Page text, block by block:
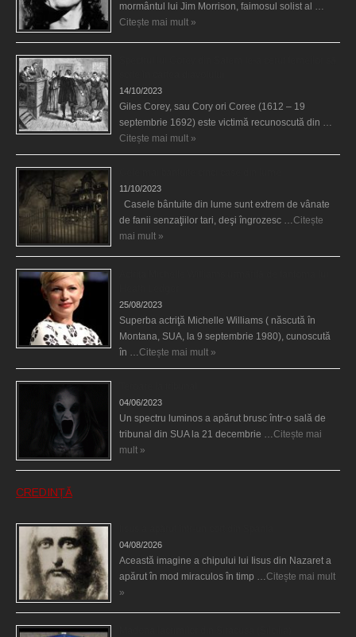
mormântul lui Jim Morrison, faimosul solist al …
Citește mai mult »
14/10/2023
Giles Corey, sau Cory ori Coree (1612 – 19
septembrie 1692) este victimă recunoscută din …
Citește mai mult »
11/10/2023
Casele bântuite din lume sunt extrem de vânate
de fanii senzaţiilor tari, deşi îngrozesc …Citește
mai mult »
25/08/2023
Superba actriţă Michelle Williams ( născută în
Montana, SUA, la 9 septembrie 1980), cunoscută
în …Citește mai mult »
04/06/2023
Un spectru luminos a apărut brusc într-o sală de
tribunal din SUA la 21 decembrie …Citește mai
mult »
CREDINȚĂ
04/08/2026
Această imagine a chipului lui Iisus din Nazaret a
apărut în mod miraculos în timp …Citește mai mult
»